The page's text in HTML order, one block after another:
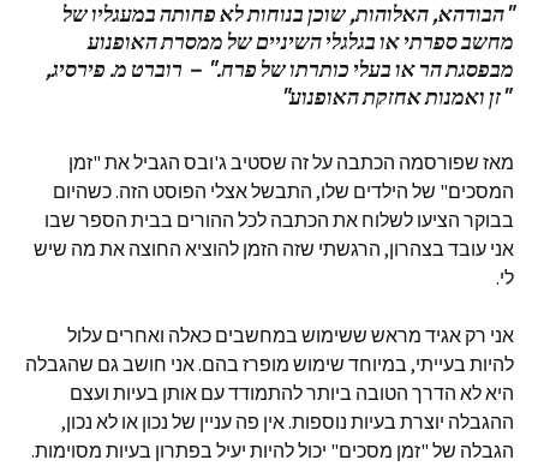
"הבודהא, האלוהות, שוכן בנוחות לא פחותה במעגליו של
מחשב ספרתי או בגלגלי השיניים של ממסרת האופנוע
מבפסגת הר או בעלי כותרתו של פרח." – רוברט מ. פירסיג,
"זן ואמנות אחזקת האופנוע"
מאז שפורסמה הכתבה על זה שסטיב ג'ובס הגביל את "זמן
המסכים" של הילדים שלו, התבשל אצלי הפוסט הזה. כשהיום
בבוקר הציעו לשלוח את הכתבה לכל ההורים בבית הספר שבו
אני עובד בצהרון, הרגשתי שזה הזמן להוציא החוצה את מה שיש
לי.
אני רק אגיד מראש ששימוש במחשבים כאלה ואחרים עלול
להיות בעייתי, במיוחד שימוש מופרז בהם. אני חושב גם שהגבלה
היא לא הדרך הטובה ביותר להתמודד עם אותן בעיות ועצם
ההגבלה יוצרת בעיות נוספות. אין פה עניין של נכון או לא נכון,
הגבלה של "זמן מסכים" יכול להיות יעיל בפתרון בעיות מסוימות.